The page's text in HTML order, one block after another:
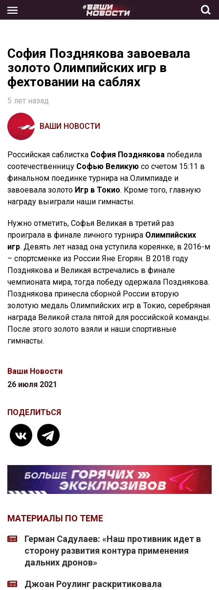
the
София Позднякова завоевала
золото Олимпийских игр в
фехтовании на саблях
5 лет назад
ВАШИ НОВОСТИ
Российская саблистка София Позднякова победила
соотечественницу Софью Великую со счетом 15:11 в
финальном поединке турнира на Олимпиаде и
завоевала золото Игр в Токио. Кроме того, главную
награду выиграли наши гимнасты.
Нужно отметить, Софья Великая в третий раз
проиграла в финале личного турнира Олимпийских
игр. Девять лет назад она уступила кореянке, в 2016-м
– спортсменке из России Яне Егорян. В 2018 году
Позднякова и Великая встречались в финале
чемпионата мира, тогда победу одержала Позднякова.
Позднякова принесла сборной России вторую
золотую медаль Олимпийских игр в Токио, серебряная
награда Великой стала пятой для российской команды.
После этого золото взяли и наши спортивные
гимнасты.
Ваши Новости
26 июля 2021
ПОДЕЛИТЬСЯ
МАТЕРИАЛЫ ПО ТЕМЕ
Герман Садулаев: «Наш противник идет в
сторону развития контура применения
дальних дронов»
Джоан Роулинг раскритиковала